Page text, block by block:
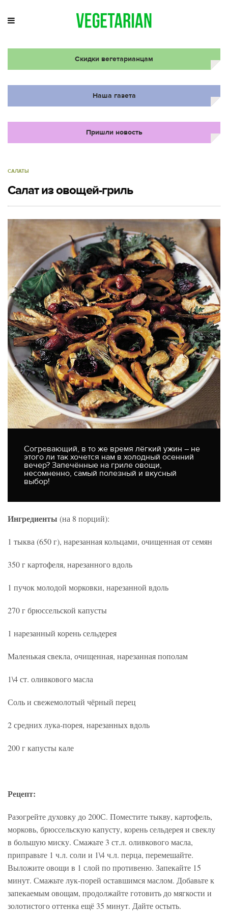
Скидки вегетарианцам
Наша газета
Пришли новость
САЛАТЫ
Салат из овощей-гриль
Согревающий, в то же время лёгкий ужин – не
этого ли так хочется нам в холодный осенний
вечер? Запечённые на гриле овощи,
несомненно, самый полезный и вкусный
выбор!
Ингредиенты (на 8 порций):
1 тыква (650 г), нарезанная кольцами, очищенная от семян
350 г картофеля, нарезанного вдоль
1 пучок молодой морковки, нарезанной вдоль
270 г брюссельской капусты
1 нарезанный корень сельдерея
Маленькая свекла, очищенная, нарезанная пополам
1\4 ст. оливкового масла
Соль и свежемолотый чёрный перец
2 средних лука-порея, нарезанных вдоль
200 г капусты кале
Рецепт:
Разогрейте духовку до 200С. Поместите тыкву, картофель,
морковь, брюссельскую капусту, корень сельдерея и свеклу
в большую миску. Смажьте 3 ст.л. оливкового масла,
приправьте 1 ч.л. соли и 1\4 ч.л. перца, перемешайте.
Выложите овощи в 1 слой по противеню. Запекайте 15
минут. Смажьте лук-порей оставшимся маслом. Добавьте к
запекаемым овощам, продолжайте готовить до мягкости и
золотистого оттенка ещё 35 минут. Дайте остыть.